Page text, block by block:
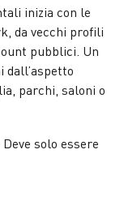
inizia con le
da vecchi profili
pubblici. Un
parchi, saloni o
solo essere